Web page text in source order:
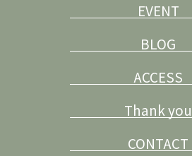
EVENT
BLOG
ACCESS
Thank you
CONTACT